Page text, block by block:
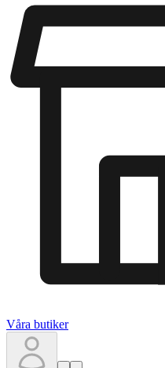
Våra butiker